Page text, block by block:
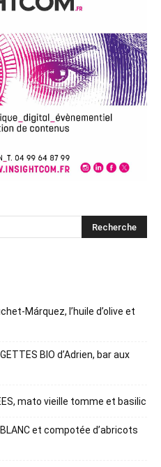
Márquez, l’huile d’olive et
BIO d’Adrien, bar aux
mato vieille tomme et basilic
et compotée d’abricots